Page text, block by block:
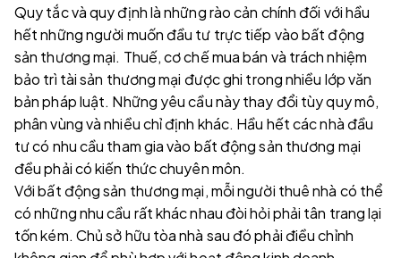
Quy tắc và quy định là những rào cản chính đối với hầu
hết những người muốn đầu tư trực tiếp vào bất động
sản thương mại. Thuế, cơ chế mua bán và trách nhiệm
bảo trì tài sản thương mại được ghi trong nhiều lớp văn
bản pháp luật. Những yêu cầu này thay đổi tùy quy mô,
phân vùng và nhiều chỉ định khác. Hầu hết các nhà đầu
tư có nhu cầu tham gia vào bất động sản thương mại
đều phải có kiến thức chuyên môn.
Với bất động sản thương mại, mỗi người thuê nhà có thể
có những nhu cầu rất khác nhau đòi hỏi phải tân trang lại
tốn kém. Chủ sở hữu tòa nhà sau đó phải điều chỉnh